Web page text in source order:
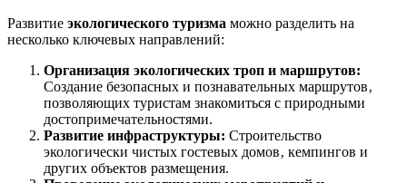
Развитие экологического туризма можно разделить на
несколько ключевых направлений:
Организация экологических троп и маршрутов:
Создание безопасных и познавательных маршрутов‚
позволяющих туристам знакомиться с природными
достопримечательностями.
Развитие инфраструктуры: Строительство
экологически чистых гостевых домов‚ кемпингов и
других объектов размещения.